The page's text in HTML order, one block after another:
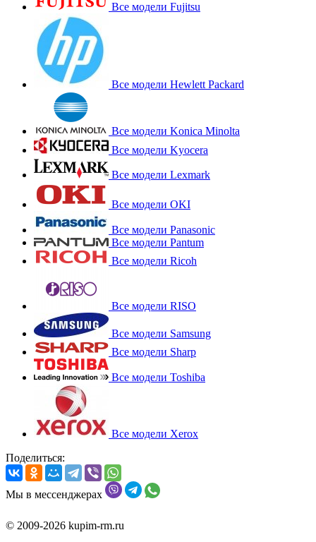
Все модели Fujitsu
Все модели Hewlett Packard
Все модели Konica Minolta
Все модели Kyocera
Все модели Lexmark
Все модели OKI
Все модели Panasonic
Все модели Pantum
Все модели Ricoh
Все модели RISO
Все модели Samsung
Все модели Sharp
Все модели Toshiba
Все модели Xerox
Поделиться:
Мы в мессенджерах
© 2009-2026 kupim-rm.ru